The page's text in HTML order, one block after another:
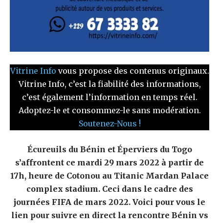
Vitrine Info vous propose des contenus originaux.
Vitrine Info, c’est la fiabilité des informations,
c’est également l’information en temps réel.
Adoptez-le et consommez-le sans modération.
Soutenez-Nous !
Écureuils du Bénin et Éperviers du Togo
s’affrontent ce mardi 29 mars 2022 à partir de
17h, heure de Cotonou au Titanic Mardan Palace
complex stadium. Ceci dans le cadre des
journées FIFA de mars 2022. Voici pour vous le
lien pour suivre en direct la rencontre Bénin vs